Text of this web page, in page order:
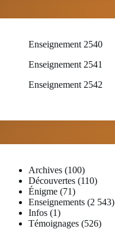
Enseignement 2540
Enseignement 2541
Enseignement 2542
Archives (100)
Découvertes (110)
Énigme (71)
Enseignements (2 543)
Infos (1)
Témoignages (526)